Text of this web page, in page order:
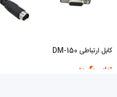
کابل ارتباطی DM-150
تماس بگیرید